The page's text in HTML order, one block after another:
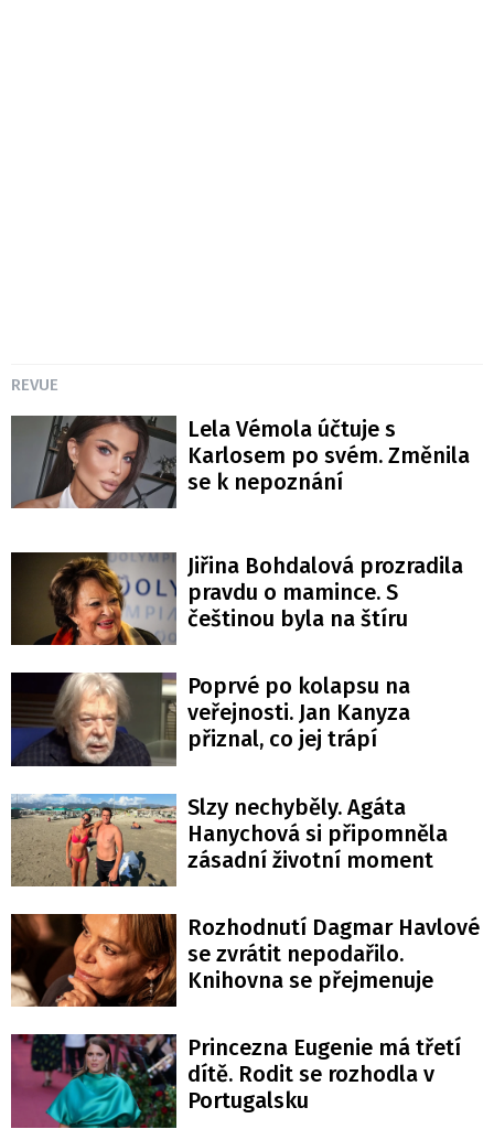
REVUE
Lela Vémola účtuje s
Karlosem po svém. Změnila
se k nepoznání
Jiřina Bohdalová prozradila
pravdu o mamince. S
češtinou byla na štíru
Poprvé po kolapsu na
veřejnosti. Jan Kanyza
přiznal, co jej trápí
Slzy nechyběly. Agáta
Hanychová si připomněla
zásadní životní moment
Rozhodnutí Dagmar Havlové
se zvrátit nepodařilo.
Knihovna se přejmenuje
Princezna Eugenie má třetí
dítě. Rodit se rozhodla v
Portugalsku